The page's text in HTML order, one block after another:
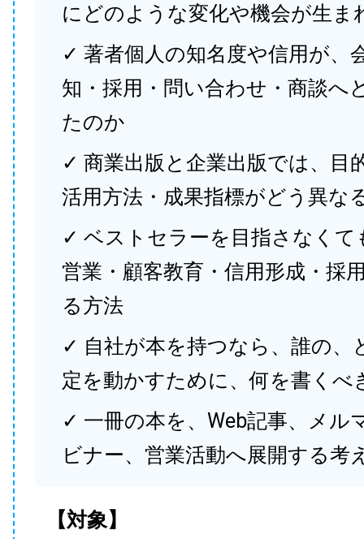
にどのような変化や機会が生ま
✓ 著者個人の知名度や信用が、
知・採用・問い合わせ・商談へ
たのか
✓ 商業出版と企業出版では、目
活用方法・成果指標がどう異な
✓ ベストセラーを目指さなくて
営業・顧客教育・信用形成・採
る方法
✓ 自社が本を持つなら、誰の、
定を動かすために、何を書くべ
✓ 一冊の本を、Web記事、メル
ビナー、営業活動へ展開する考
【対象】